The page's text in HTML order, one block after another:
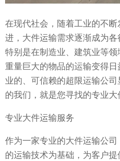
在现代社会，随着工业的不
进，大件运输需求逐渐成为各
特别是在制造业、建筑业等
重量巨大的物品的运输变得
业的、可信赖的超限运输公
的我们，就是您寻找的专业大
专业大件运输服务
作为一家专业的大件运输公
的运输技术为基础，为客户